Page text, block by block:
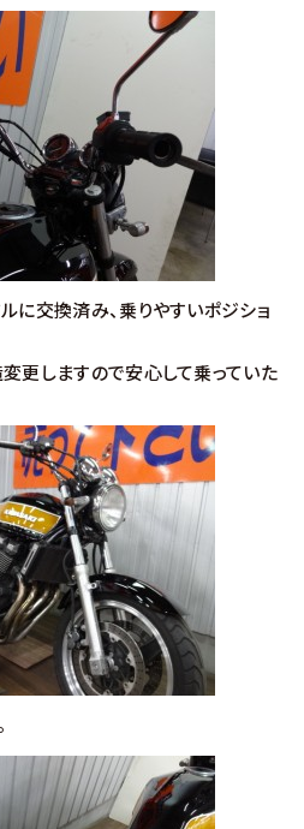
に交換済み、乗りやすいポジショ
更しますので安心して乗っていた